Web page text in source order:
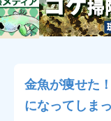
金魚が痩せた
になってしま